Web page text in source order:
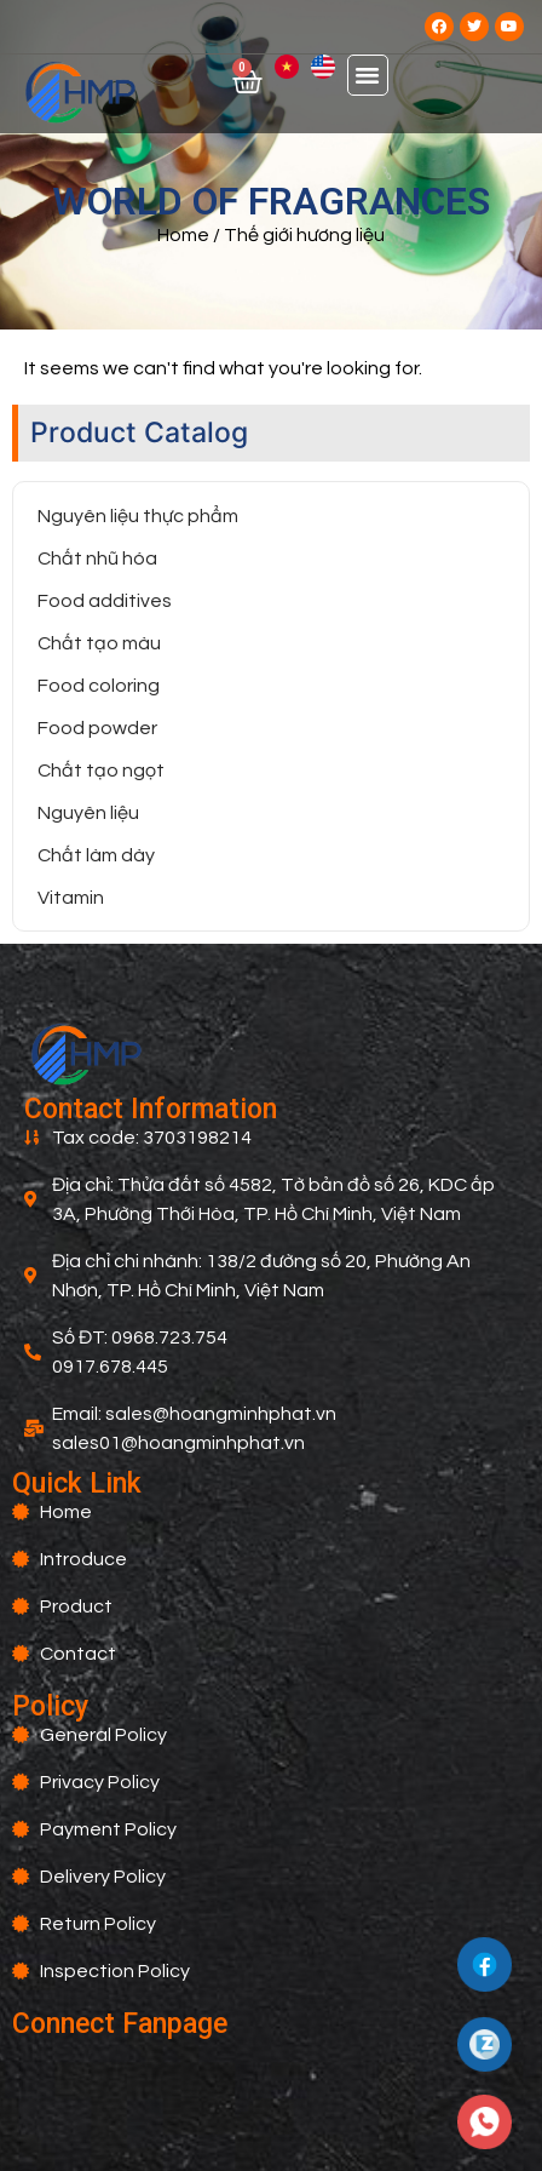
0
WORLD OF FRAGRANCES
Home / Thế giới hương liệu
Product Catalog
Nguyên liệu thực phẩm
Chất nhũ hóa
Food additives
Chất tạo màu
Food coloring
Food powder
Chất tạo ngọt
Nguyên liệu
Chất làm dày
Vitamin
It seems we can't find what you're looking for.
Contact Information
Tax code: 3703198214
Địa chỉ: Thửa đất số 4582, Tờ bản đồ số 26, KDC ấp
3A, Phường Thới Hòa, TP. Hồ Chí Minh, Việt Nam
Địa chỉ chi nhánh: 138/2 đường số 20, Phường An
Nhơn, TP. Hồ Chí Minh, Việt Nam
Số ĐT: 0968.723.754
0917.678.445
Email: sales@hoangminhphat.vn
sales01@hoangminhphat.vn
Quick Link
Home
Introduce
Product
Contact
Policy
General Policy
Privacy Policy
Payment Policy
Delivery Policy
Return Policy
Inspection Policy
Connect Fanpage